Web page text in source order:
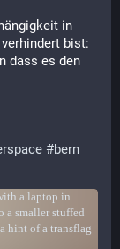
in
bist:
dass es den
#bern